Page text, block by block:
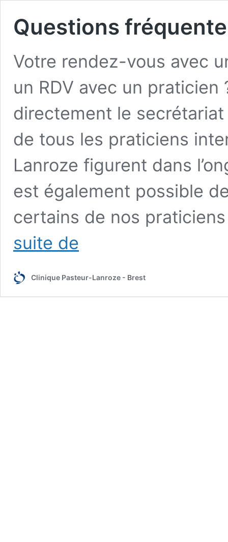
Questions
Votre rendez-vous avec
un RDV avec un
directement le
de tous les praticiens
Lanroze figurent dans
est également possible
certains de nos
suite de
Clinique Pasteur-Lanroze - Brest